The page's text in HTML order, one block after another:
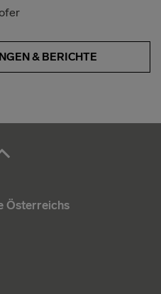
& BERICHTE
Österreichs